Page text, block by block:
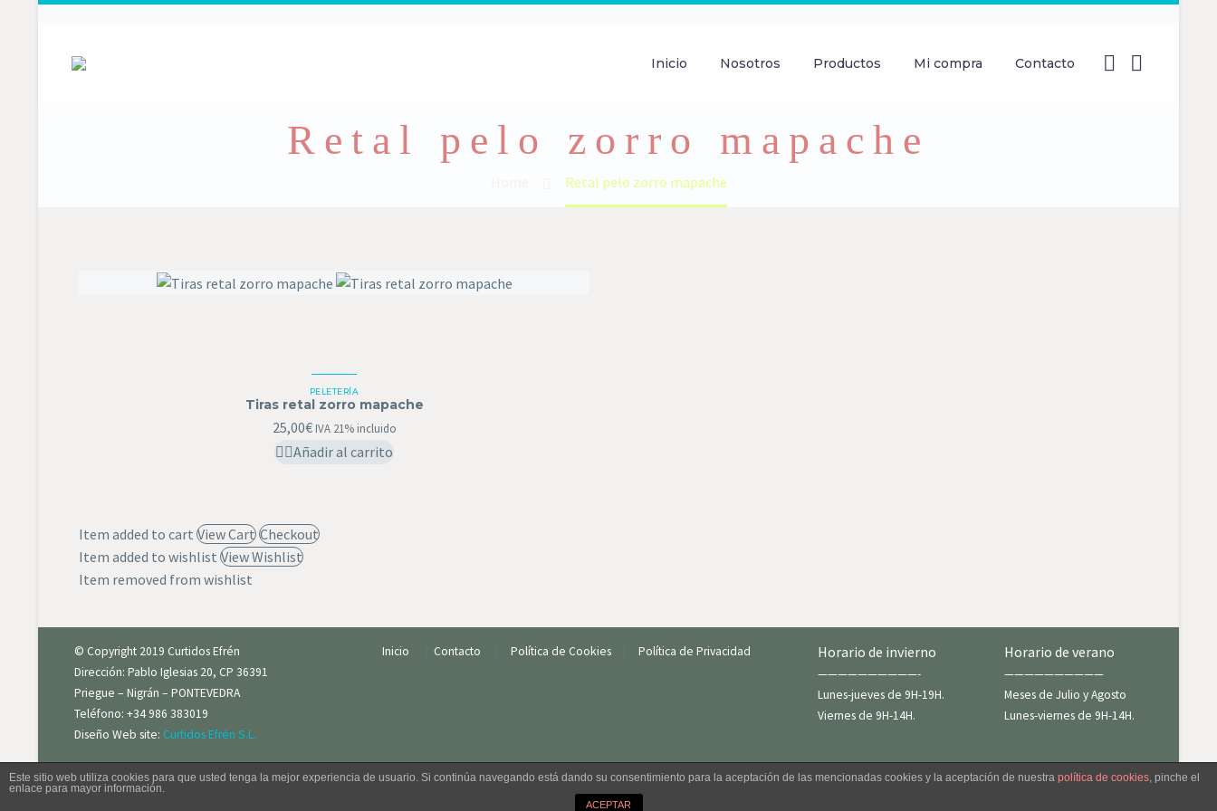
Inicio Nosotros Productos Mi compra Contacto
Retal pelo zorro mapache
Retal pelo zorro mapache
Tiras
PELETERÍA
Tiras retal zorro mapache
25,00€ IVA 21% incluido
Añadir al carrito
Item added to cart View Cart Checkout
Item added to wishlist View Wishlist
Item removed from wishlist
© Copyright 2019 Curtidos Efrén
Dirección: Pablo Iglesias 20, CP 36391
Priegue – Nigrán – PONTEVEDRA
Teléfono: +34 986 383019
Diseño Web site: Curtidos Efrén S.L.
Inicio | Contacto | Política de Cookies | Política de Privacidad Horario de invierno
——————————-
Lunes-jueves de 9H-19H.
Viernes de 9H-14H.
Horario de verano
——————————
Meses de Julio y Agosto
Lunes-viernes de 9H-14H.
Este sitio web utiliza cookies para que usted tenga la mejor experiencia de usuario. Si continúa navegando está dando su consentimiento para la aceptación de las mencionadas cookies y la aceptación de nuestra política de cookies, pinche el
enlace para mayor información.
ACEPTAR